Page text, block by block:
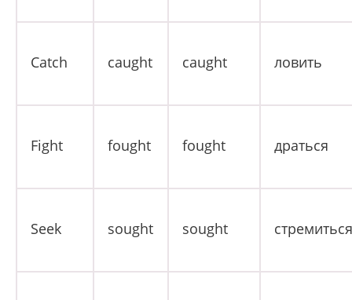
Catch caught caught ловить
Fight fought fought драться
Seek sought sought стремиться